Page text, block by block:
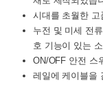
시대를 초월한 고
누전 및 미세 전
호 기능이 있는
ON/OFF 안전 스
레일에 케이블을